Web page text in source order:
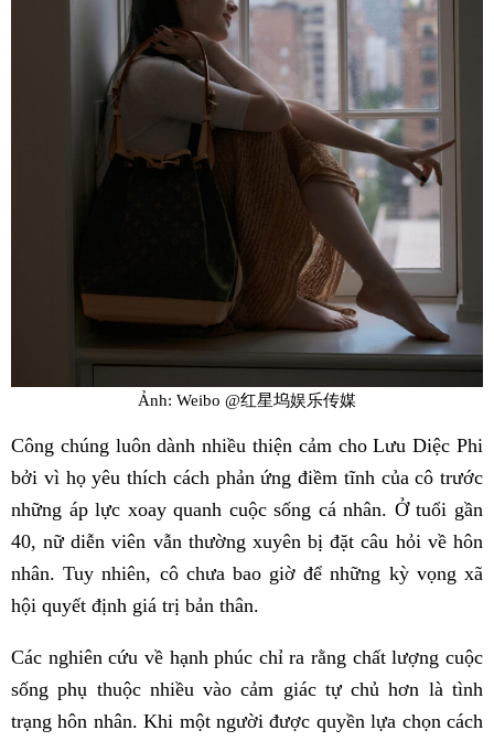
Ảnh: Weibo @红星坞娱乐传媒
Công chúng luôn dành nhiều thiện cảm cho Lưu Diệc Phi
bởi vì họ yêu thích cách phản ứng điềm tĩnh của cô trước
những áp lực xoay quanh cuộc sống cá nhân. Ở tuổi gần
40, nữ diễn viên vẫn thường xuyên bị đặt câu hỏi về hôn
nhân. Tuy nhiên, cô chưa bao giờ để những kỳ vọng xã
hội quyết định giá trị bản thân.
Các nghiên cứu về hạnh phúc chỉ ra rằng chất lượng cuộc
sống phụ thuộc nhiều vào cảm giác tự chủ hơn là tình
trạng hôn nhân. Khi một người được quyền lựa chọn cách